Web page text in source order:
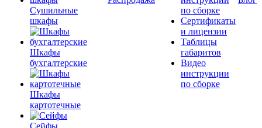
Сушильные
шкафы
Шкафы
бухгалтерские
Шкафы
картотечные
Сейфы
по сборке
Сертификаты
и лицензии
Таблицы
габаритов
Видео
инструкции
по сборке